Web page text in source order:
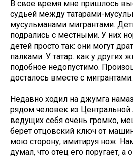
В свое время мне пришлось
судьей между татарами-
мусульманами мигрантами.
подрались с местными. У них
детей просто так: они могут
палками. У татар. как у других
подобное недопустимо.
досталось вместе с мигрантами.
Недавно ходил на джумга
рядом человек из
ведущих себя очень громко,
берет отцовский ключ от
мою сторону, имитируя нож.
думал, что отец его поругает, а